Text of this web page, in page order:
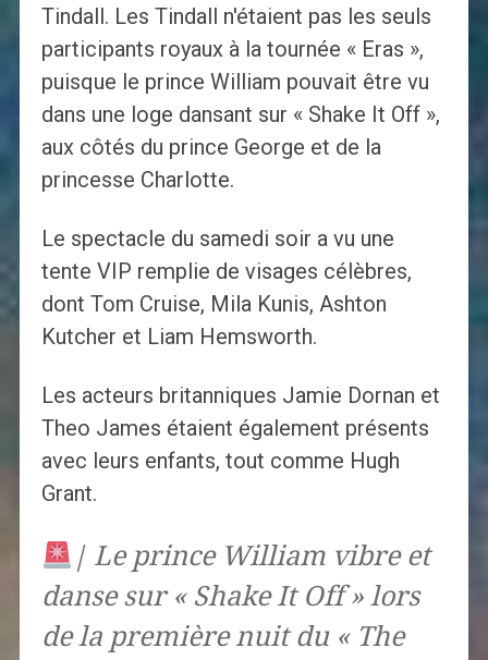
Tindall. Les Tindall n'étaient pas les seuls
participants royaux à la tournée « Eras »,
puisque le prince William pouvait être vu
dans une loge dansant sur « Shake It Off »,
aux côtés du prince George et de la
princesse Charlotte.
Le spectacle du samedi soir a vu une
tente VIP remplie de visages célèbres,
dont Tom Cruise, Mila Kunis, Ashton
Kutcher et Liam Hemsworth.
Les acteurs britanniques Jamie Dornan et
Theo James étaient également présents
avec leurs enfants, tout comme Hugh
Grant.
| Le prince William vibre et
danse sur « Shake It Off » lors
de la première nuit du « The